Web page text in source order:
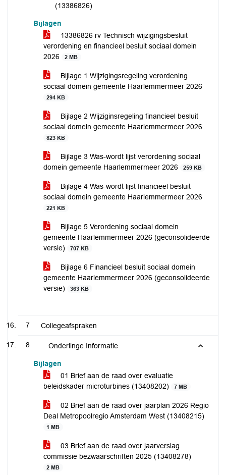
(13386826)
Bijlagen
13386826 rv Technisch wijzigingsbesluit
verordening en financieel besluit sociaal domein
2026
2 MB
Bijlage 1 Wijzigingsregeling verordening
sociaal domein gemeente Haarlemmermeer 2026
294 KB
Bijlage 2 Wijziginsregeling financieel besluit
sociaal domein gemeente Haarlemmermeer 2026
823 KB
Bijlage 3 Was-wordt lijst verordening sociaal
domein gemeente Haarlemmermeer 2026
259 KB
Bijlage 4 Was-wordt lijst financieel besluit
sociaal domein gemeente Haarlemmermeer 2026
221 KB
Bijlage 5 Verordening sociaal domein
gemeente Haarlemmermeer 2026 (geconsolideerde
versie)
707 KB
Bijlage 6 Financieel besluit sociaal domein
gemeente Haarlemmermeer 2026 (geconsolideerde
versie)
363 KB
7 Collegeafspraken
8 Onderlinge Informatie
Bijlagen
01 Brief aan de raad over evaluatie
beleidskader microturbines (13408202)
7 MB
02 Brief aan de raad over jaarplan 2026 Regio
Deal Metropoolregio Amsterdam West (13408215)
1 MB
03 Brief aan de raad over jaarverslag
commissie bezwaarschriften 2025 (13408278)
2 MB